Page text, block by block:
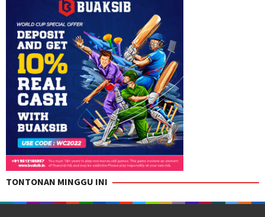
TONTONAN MINGGU INI